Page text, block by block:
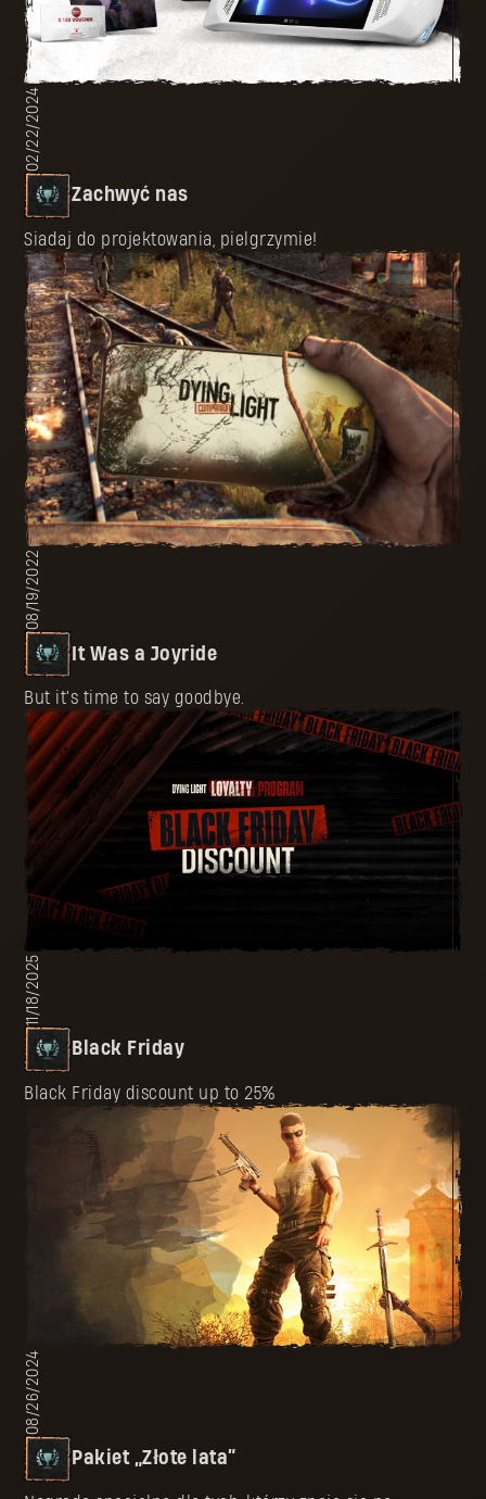
02/22/2024
Zachwyć nas
Siadaj do projektowania, pielgrzymie!
08/19/2022
It Was a Joyride
But it's time to say goodbye.
11/18/2025
Black Friday
Black Friday discount up to 25%
08/26/2024
Pakiet „Złote lata”